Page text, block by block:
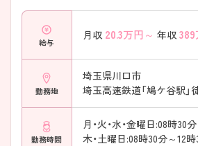
給与
月収 20.3万円～ 年収 389
勤務地
埼玉県川口市
埼玉高速鉄道「鳩ケ谷駅」
勤務時間
木・土曜日:08時30分～12時